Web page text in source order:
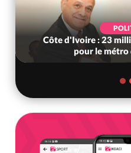
Côte d'Ivoire : 23
pour le métro